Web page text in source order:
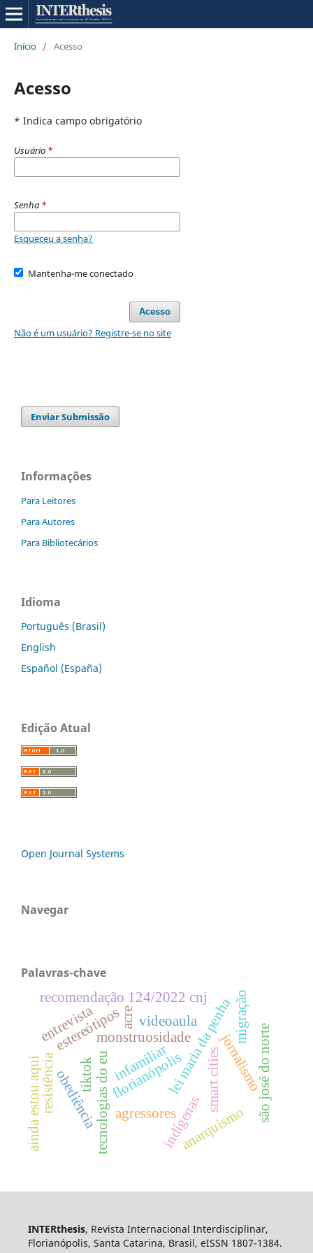
Início / Acesso
Acesso
* Indica campo obrigatório
Usuário *
Senha *
Esqueceu a senha?
Mantenha-me conectado
Acesso
Não é um usuário? Registre-se no site
Enviar Submissão
Informações
Para Leitores
Para Autores
Para Bibliotecários
Idioma
Português (Brasil)
English
Español (España)
Edição Atual
Open Journal Systems
Navegar
Palavras-chave
tecnologias do eu
estereótiposmonstruosidadelei maria da penha
recomendação 124/2022 cnj
agressores
smart cities
florianópolis
obediência anarquismo
jornalismo
indígenas
acre
entrevista
são josé do norte
migração
infamiliar
videoaula
resistência
ainda estou aqui tiktok
INTERthesis, Revista Internacional Interdisciplinar,
Florianópolis, Santa Catarina, Brasil, eISSN 1807-1384.